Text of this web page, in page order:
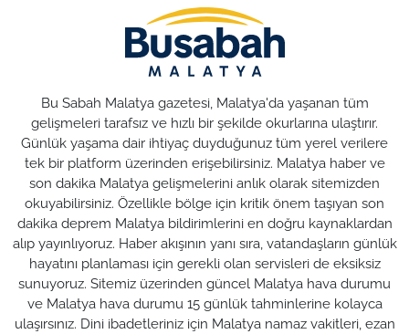
Bu Sabah Malatya gazetesi, Malatya'da yaşanan tüm
gelişmeleri tarafsız ve hızlı bir şekilde okurlarına ulaştırır.
Günlük yaşama dair ihtiyaç duyduğunuz tüm yerel verilere
tek bir platform üzerinden erişebilirsiniz. Malatya haber ve
son dakika Malatya gelişmelerini anlık olarak sitemizden
okuyabilirsiniz. Özellikle bölge için kritik önem taşıyan son
dakika deprem Malatya bildirimlerini en doğru kaynaklardan
alıp yayınlıyoruz. Haber akışının yanı sıra, vatandaşların günlük
hayatını planlaması için gerekli olan servisleri de eksiksiz
sunuyoruz. Sitemiz üzerinden güncel Malatya hava durumu
ve Malatya hava durumu 15 günlük tahminlerine kolayca
ulaşırsınız. Dini ibadetleriniz için Malatya namaz vakitleri, ezan